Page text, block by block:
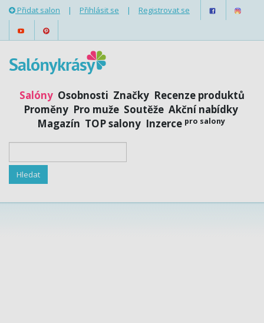
Přidat salon | Přihlásit se | Registrovat se
Salóny Osobnosti Značky Recenze produktů
Proměny Pro muže Soutěže Akční nabídky
Magazín TOP salony Inzerce pro salony